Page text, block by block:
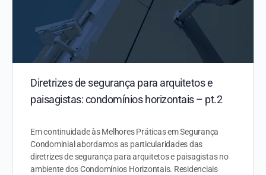
Diretrizes de segurança para arquitetos e
paisagistas: condomínios horizontais – pt.2
Em continuidade às Melhores Práticas em Segurança
Condominial abordamos as particularidades das
diretrizes de segurança para arquitetos e paisagistas no
ambiente dos Condomínios Horizontais. Residenciais